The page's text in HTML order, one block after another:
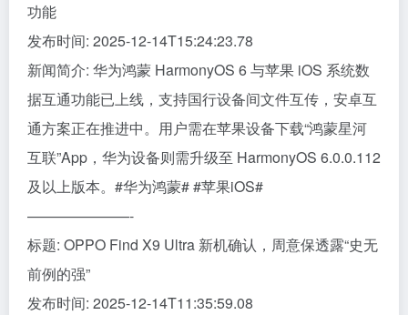
功能
发布时间: 2025-12-14T15:24:23.78
新闻简介: 华为鸿蒙 HarmonyOS 6 与苹果 iOS 系统数
据互通功能已上线，支持国行设备间文件互传，安卓互
通方案正在推进中。用户需在苹果设备下载“鸿蒙星河
互联”App，华为设备则需升级至 HarmonyOS 6.0.0.112
及以上版本。#华为鸿蒙# #苹果iOS#
———————-
标题: OPPO Find X9 Ultra 新机确认，周意保透露“史无
前例的强”
发布时间: 2025-12-14T11:35:59.08